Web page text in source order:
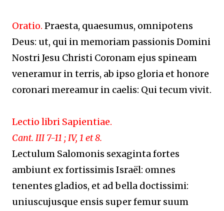
Oratio. Praesta, quaesumus, omnipotens
Deus: ut, qui in memoriam passionis Domini
Nostri Jesu Christi Coronam ejus spineam
veneramur in terris, ab ipso gloria et honore
coronari mereamur in caelis: Qui tecum vivit.
Lectio libri Sapientiae.
Cant. III 7-11 ; IV, 1 et 8.
Lectulum Salomonis sexaginta fortes
ambiunt ex fortissimis Israël: omnes
tenentes gladios, et ad bella doctissimi:
uniuscujusque ensis super femur suum